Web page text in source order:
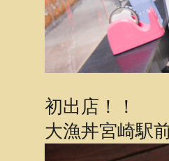
初出店！！
大漁丼宮崎駅